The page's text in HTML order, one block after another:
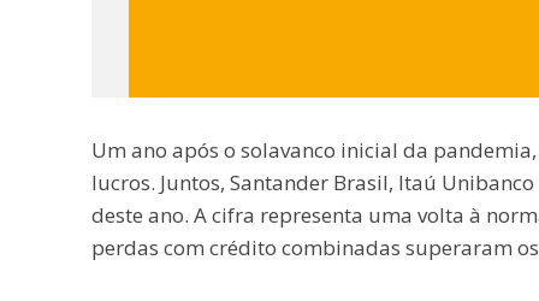
Um ano após o solavanco inicial da
lucros. Juntos, Santander Brasil, Itaú
deste ano. A cifra representa uma volta à
perdas com crédito combinadas superaram